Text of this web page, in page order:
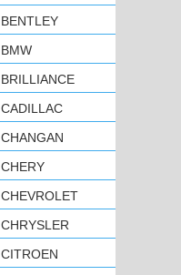
BENTLEY
BMW
BRILLIANCE
CADILLAC
CHANGAN
CHERY
CHEVROLET
CHRYSLER
CITROEN